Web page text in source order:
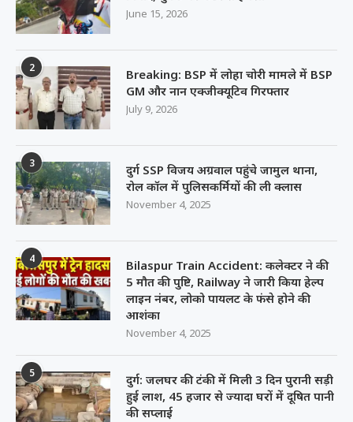
June 15, 2026
2
Breaking: BSP में लोहा चोरी मामले में BSP
GM और नान एक्जीक्यूटिव गिरफ्तार
July 9, 2026
3
दुर्ग SSP विजय अग्रवाल पहुंचे जामुल थाना,
रोल कॉल में पुलिसकर्मियों की ली क्लास
November 4, 2025
4
Bilaspur Train Accident: कलेक्टर ने की
5 मौत की पुष्टि, Railway ने जारी किया हेल्प
लाइन नंबर, लोको पायलट के फंसे होने की
आशंका
November 4, 2025
5
दुर्ग: जलघर की टंकी में मिली 3 दिन पुरानी सड़ी
हुई लाश, 45 हजार से ज्यादा घरों में दूषित पानी
की सप्लाई